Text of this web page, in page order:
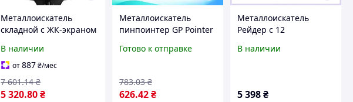
Металлоискатель
складной с ЖК-экраном
Notch Pinpointer
В наличии
от887₴/мес
5 320.80₴
7 601.14 ₴
Металлоискатель
пинпоинтер GP Pointer
кГц
с вибро и звуковой
индикацией рабочая
Готово к отправке
626.42 ₴
783.03 ₴
Металлоискатель
Рейдер с 12
селективного поиска,
В наличии
5 398₴